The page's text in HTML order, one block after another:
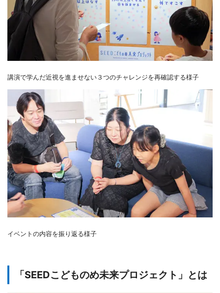
講演で学んだ近視を進ませない３つのチャレンジを再確認する様子
イベントの内容を振り返る様子
「SEEDこどものめ未来プロジェクト」とは